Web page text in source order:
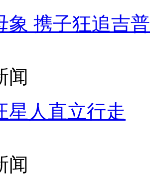
象 携子狂追吉
闻
星人直立行走
闻